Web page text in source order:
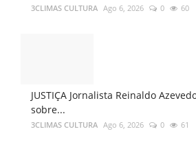
3CLIMAS CULTURA Ago 6, 2026 0 60
JUSTIÇA Jornalista Reinaldo
sobre...
3CLIMAS CULTURA Ago 6, 2026 0 61